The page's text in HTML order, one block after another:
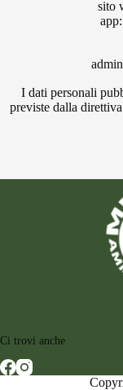
sito
I dati personali
previste dalla
Ci trovi anche